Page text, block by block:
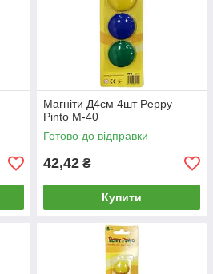
Магніти Д4см 4шт Peppy
Pinto М-40
Готово до відправки
42,42 ₴
Купити